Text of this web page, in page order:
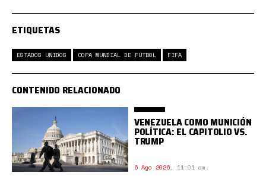
ETIQUETAS
ESTADOS UNIDOS COPA MUNDIAL DE FÚTBOL FIFA
CONTENIDO RELACIONADO
VENEZUELA COMO MUNICIÓN
POLÍTICA: EL CAPITOLIO VS.
TRUMP
6 Ago 2026, 11:01 am.